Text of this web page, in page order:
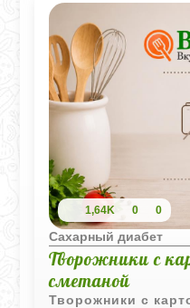
1,64K 0 0
Сахарный диабет
Творожники с
сметаной
Творожники с